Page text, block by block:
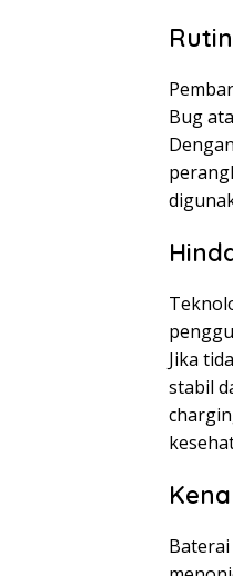
Bug
Jika
stabil